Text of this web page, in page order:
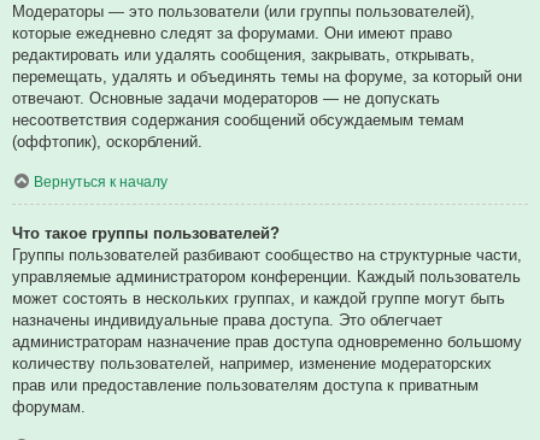
Модераторы — это пользователи (или группы пользователей),
которые ежедневно следят за форумами. Они имеют право
редактировать или удалять сообщения, закрывать, открывать,
перемещать, удалять и объединять темы на форуме, за который они
отвечают. Основные задачи модераторов — не допускать
несоответствия содержания сообщений обсуждаемым темам
(оффтопик), оскорблений.
Вернуться к началу
Что такое группы пользователей?
Группы пользователей разбивают сообщество на структурные части,
управляемые администратором конференции. Каждый пользователь
может состоять в нескольких группах, и каждой группе могут быть
назначены индивидуальные права доступа. Это облегчает
администраторам назначение прав доступа одновременно большому
количеству пользователей, например, изменение модераторских
прав или предоставление пользователям доступа к приватным
форумам.